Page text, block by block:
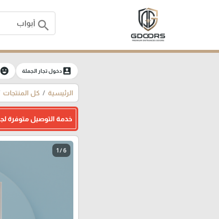
search
account_boxدخول تجار الجملة
الرئيسية كل المنتجات
خدمة التوصيل متوفرة
1 / 6